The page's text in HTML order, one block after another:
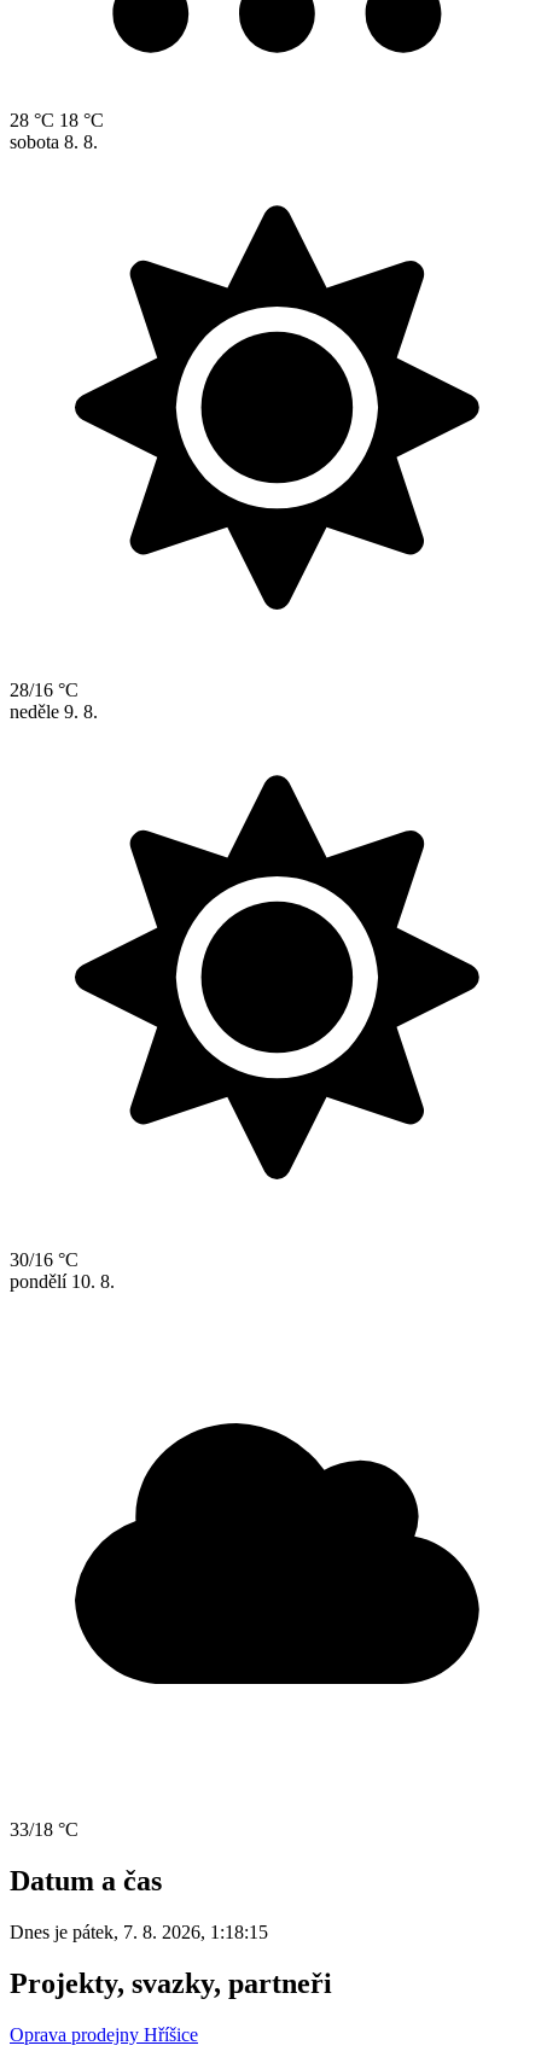
28 °C 18 °C
sobota 8. 8.
28/16 °C
neděle 9. 8.
30/16 °C
pondělí 10. 8.
33/18 °C
Datum a čas
Dnes je pátek, 7. 8. 2026, 1:18:15
Projekty, svazky, partneři
Oprava prodejny Hříšice